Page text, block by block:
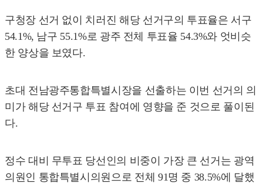
구청장 선거 없이 치러진 해당 선거구의 투표율은 서구
54.1%, 남구 55.1%로 광주 전체 투표율 54.3%와 엇비슷
한 양상을 보였다.
초대 전남광주통합특별시장을 선출하는 이번 선거의 의
미가 해당 선거구 투표 참여에 영향을 준 것으로 풀이된
다.
정수 대비 무투표 당선인의 비중이 가장 큰 선거는 광역
의원인 통합특별시의원으로 전체 91명 중 38.5%에 달했